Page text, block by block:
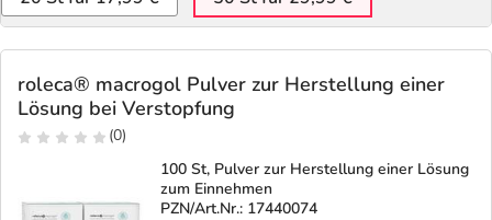
Vitamine & Mineralstoffe
roleca® macrogol Pulver zur Herstellung einer
Lösung bei Verstopfung
(0)
100 St, Pulver zur Herstellung einer Lösung
zum Einnehmen
PZN/Art.Nr.: 17440074